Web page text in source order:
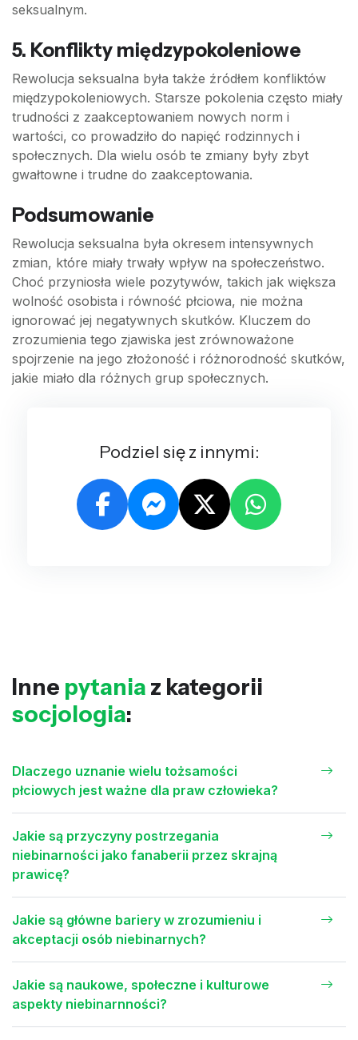
seksualnym.
5. Konflikty międzypokoleniowe
Rewolucja seksualna była także źródłem konfliktów
międzypokoleniowych. Starsze pokolenia często miały
trudności z zaakceptowaniem nowych norm i
wartości, co prowadziło do napięć rodzinnych i
społecznych. Dla wielu osób te zmiany były zbyt
gwałtowne i trudne do zaakceptowania.
Podsumowanie
Rewolucja seksualna była okresem intensywnych
zmian, które miały trwały wpływ na społeczeństwo.
Choć przyniosła wiele pozytywów, takich jak większa
wolność osobista i równość płciowa, nie można
ignorować jej negatywnych skutków. Kluczem do
zrozumienia tego zjawiska jest zrównoważone
spojrzenie na jego złożoność i różnorodność skutków,
jakie miało dla różnych grup społecznych.
Podziel się z innymi:
Inne pytania z kategorii
socjologia:
Dlaczego uznanie wielu tożsamości
płciowych jest ważne dla praw człowieka?
Jakie są przyczyny postrzegania
niebinarności jako fanaberii przez skrajną
prawicę?
Jakie są główne bariery w zrozumieniu i
akceptacji osób niebinarnych?
Jakie są naukowe, społeczne i kulturowe
aspekty niebinarnności?